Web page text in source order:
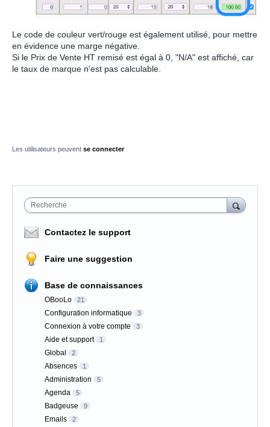
Le code de couleur vert/rouge est également utilisé, pour mettre
en évidence une marge négative.
Si le Prix de Vente HT remisé est égal à 0, "N/A" est affiché, car
le taux de marque n'est pas calculable.
Les utilisateurs peuvent se connecter
Recherche
Contactez le support
Faire une suggestion
Base de connaissances
OBooLo 21
Configuration informatique 3
Connexion à votre compte 3
Aide et support 1
Global 2
Absences 1
Administration 5
Agenda 5
Badgeuse 9
Emails 2